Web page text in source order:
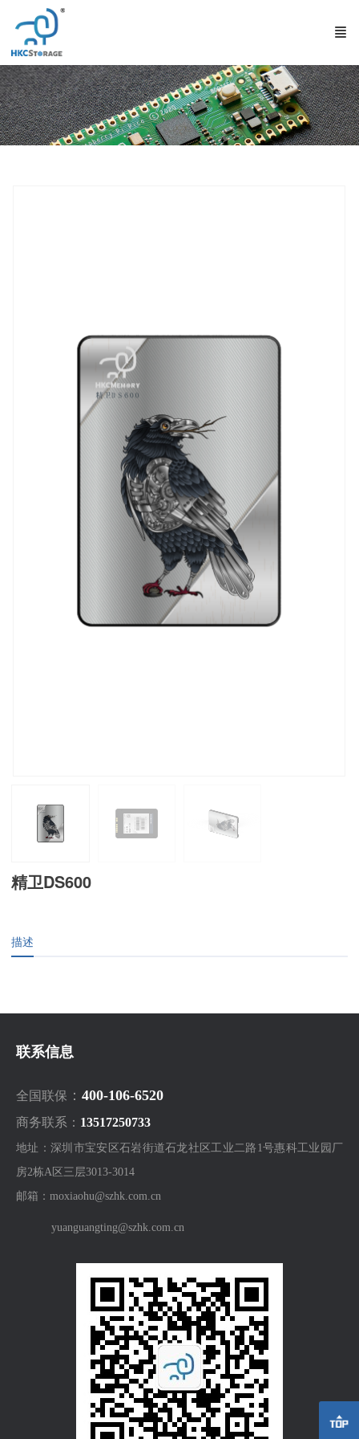
精卫DS600
描述
联系信息
全国联保 ： 400-106-6520
商务联系： 13517250733
地址：深圳市宝安区石岩街道石龙社区工业二路1号惠科工业园厂
房2栋A区三层3013-3014
邮箱：moxiaohu@szhk.com.cn
yuanguangting@szhk.com.cn